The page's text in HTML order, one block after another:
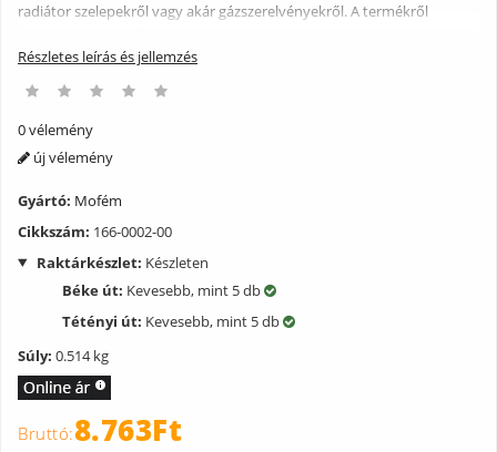
radiátor szelepekről vagy akár gázszerelvényekről. A termékről
Részletes leírás és jellemzés
0 vélemény
új vélemény
Gyártó: Mofém
Cikkszám: 166-0002-00
Raktárkészlet: Készleten
Béke út: Kevesebb, mint 5 db
Tétényi út: Kevesebb, mint 5 db
Súly: 0.514 kg
8.763Ft